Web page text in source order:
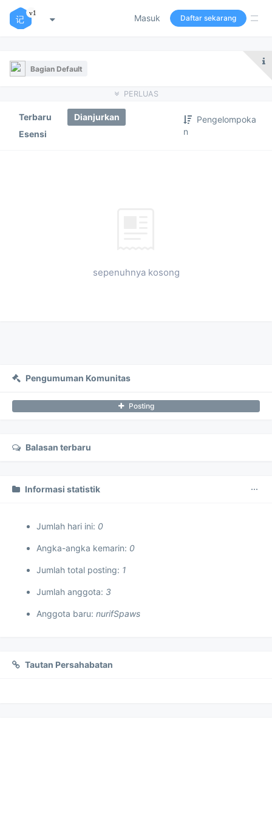
Masuk Daftar sekarang
Bagian Default
PERLUAS
Terbaru
Dianjurkan
Esensi
Pengelompoka
n
sepenuhnya kosong
Pengumuman Komunitas
Posting
Balasan terbaru
Informasi statistik
Jumlah hari ini: 0
Angka-angka kemarin: 0
Jumlah total posting: 1
Jumlah anggota: 3
Anggota baru: nurifSpaws
Tautan Persahabatan